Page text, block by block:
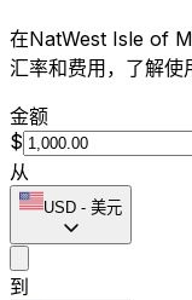
在NatWest Isle of
汇率和费用，了解使
金额
$
从
USD - 美元
到